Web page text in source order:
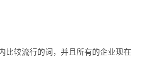
比较流行的词，并且所有的企业现在